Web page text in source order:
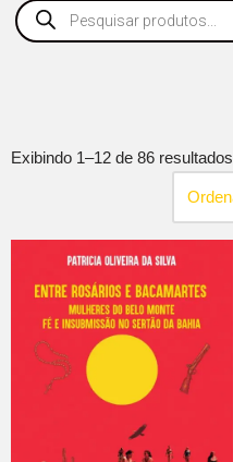
Exibindo 1–12 de 86 resultados